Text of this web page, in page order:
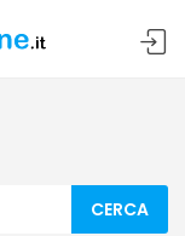
CERCA